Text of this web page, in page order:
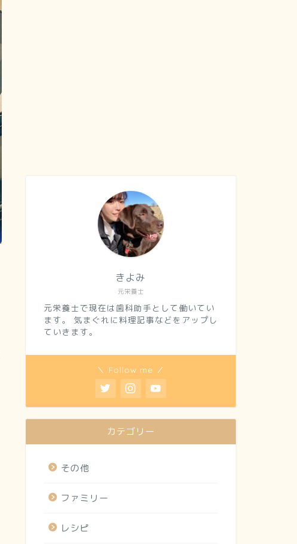
元栄養士
きよみ
元栄養士で現在は歯科助手として働いてい
ます。 気まぐれに料理記事などをアップし
ていきます。
＼ Follow me ／
カテゴリー
その他
ファミリー
レシピ